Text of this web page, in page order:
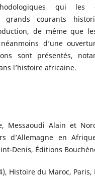
qui les
grands courants
de même que
d’une
sont présentés,
l’histoire africaine.
Messaoudi Alain et
d’Allemagne en
Denis, Éditions
Histoire du Maroc, Paris,